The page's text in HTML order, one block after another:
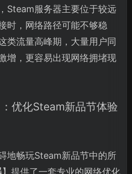
Steam服务器主要位于较远
时，网络路径可能不够稳
类流量高峰期，大量用户同
增，更容易出现网络拥堵现
：优化Steam新品节体验
地畅玩Steam新品节中的所
】提供了一套专业的网络优化